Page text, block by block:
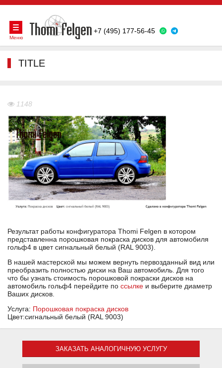
+7 (495) 177-56-45
Меню
TITLE
1148
Результат работы конфигуратора Thomi Felgen в котором
представленна порошковая покраска дисков для автомобиля
гольф4 в цвет сигнальный белый (RAL 9003).
В нашей мастерской мы можем вернуть первозданный вид или
преобразить полностью диски на Ваш автомобиль. Для того
что бы узнать стоимость порошковой покраски дисков на
автомобиль гольф4 перейдите по ссылке и выберите диаметр
Ваших дисков.
Услуга: Порошковая покраска дисков
Цвет:сигнальный белый (RAL 9003)
ЗАКАЗАТЬ АНАЛОГИЧНУЮ УСЛУГУ